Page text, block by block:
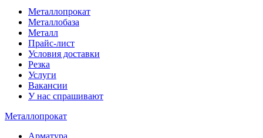
Металлопрокат
Металлобаза
Металл
Прайс-лист
Условия доставки
Резка
Услуги
Вакансии
У нас спрашивают
Металлопрокат
Арматура